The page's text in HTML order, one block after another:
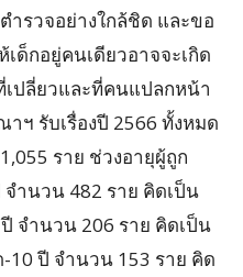
รวจอย่างใกล้ชิด และขอ
ด็กอยู่คนเดียวอาจจะเกิด
ปลี่ยวและที่คนแปลกหน้า
ฯ รับเรื่องปี 2566 ทั้งหมด
ราย ช่วงอายุผู้ถูก
ำนวน 482 ราย คิดเป็น
จำนวน 206 ราย คิดเป็น
10 ปี จำนวน 153 ราย คิด